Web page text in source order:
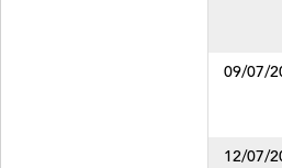
09/07/
12/07/